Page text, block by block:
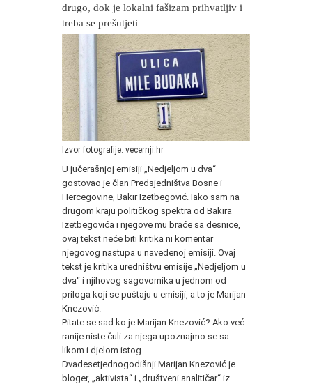
drugo, dok je lokalni fašizam prihvatljiv i
treba se prešutjeti
Izvor fotografije: vecernji.hr
U jučerašnjoj emisiji „Nedjeljom u dva“
gostovao je član Predsjedništva Bosne i
Hercegovine, Bakir Izetbegović. Iako sam na
drugom kraju političkog spektra od Bakira
Izetbegovića i njegove mu braće sa desnice,
ovaj tekst neće biti kritika ni komentar
njegovog nastupa u navedenoj emisiji. Ovaj
tekst je kritika uredništvu emisije „Nedjeljom u
dva“ i njihovog sagovornika u jednom od
priloga koji se puštaju u emisiji, a to je Marijan
Knezović.
Pitate se sad ko je Marijan Knezović? Ako već
ranije niste čuli za njega upoznajmo se sa
likom i djelom istog.
Dvadesetjednogodišnji Marijan Knezović je
bloger, „aktivista“ i „društveni analitičar“ iz